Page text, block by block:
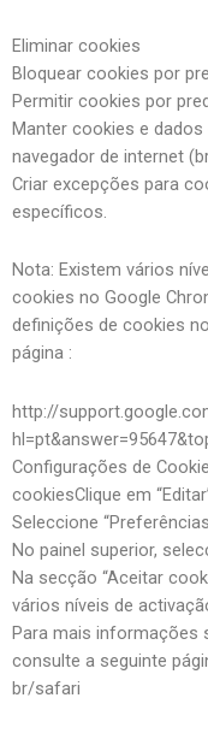
Eliminar cookies
Bloquear cookies por
Permitir cookies por
Manter cookies e
navegador de internet
Criar excepções para
específicos.
Nota: Existem vários
cookies no Google
definições de cookies
página :
http://
Configurações de
cookiesClique em
Seleccione
No painel superior,
Na secção “Aceitar
vários níveis de
Para mais informações
consulte a seguinte
br/safari